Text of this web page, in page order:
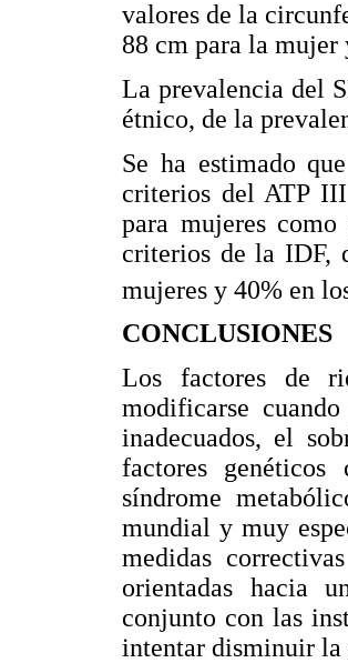
valores de la
88 cm para la
La prevalencia del
étnico, de la
Se ha estimado
criterios del ATP
para mujeres
criterios de la IDF,
mujeres y 40% en
CONCLUSIONES
Los factores de
modificarse
inadecuados, el
factores
síndrome
mundial y muy
medidas
orientadas hacia
conjunto con las
intentar disminuir